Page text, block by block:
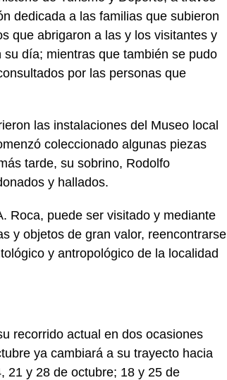
dedicada a las familias que subieron
que abrigaron a las y los visitantes y
día; mientras que también se pudo
por las personas que
las instalaciones del Museo local
coleccionado algunas piezas
tarde, su sobrino, Rodolfo
y hallados.
Roca, puede ser visitado y mediante
y objetos de gran valor, reencontrarse
y antropológico de la localidad
recorrido actual en dos ocasiones
ya cambiará a su trayecto hacia
21 y 28 de octubre; 18 y 25 de